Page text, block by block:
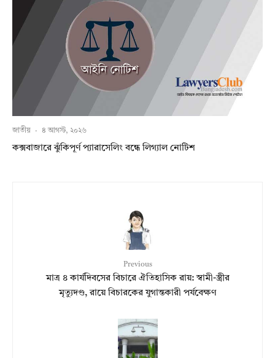
জাতীয় · ৪ আগস্ট, ২০২৬
কক্সবাজারে ঝুঁকিপূর্ণ প্যারাসেলিং বন্ধে লিগ্যাল নোটিশ
Previous
মাত্র ৪ কার্যদিবসের বিচারে ঐতিহাসিক রায়: স্বামী-স্ত্রীর
মৃত্যুদণ্ড, রায়ে বিচারকের যুগান্তকারী পর্যবেক্ষণ